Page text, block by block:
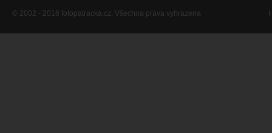
© 2002 - 2016 fotopatracka.cz. Všechna práva vyhrazena